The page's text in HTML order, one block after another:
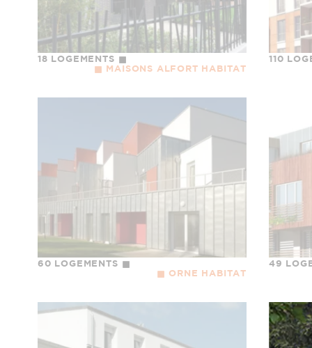
18 LOGEMENTS
MAISONS ALFORT HABITAT
110
60 LOGEMENTS
ORNE HABITAT
49